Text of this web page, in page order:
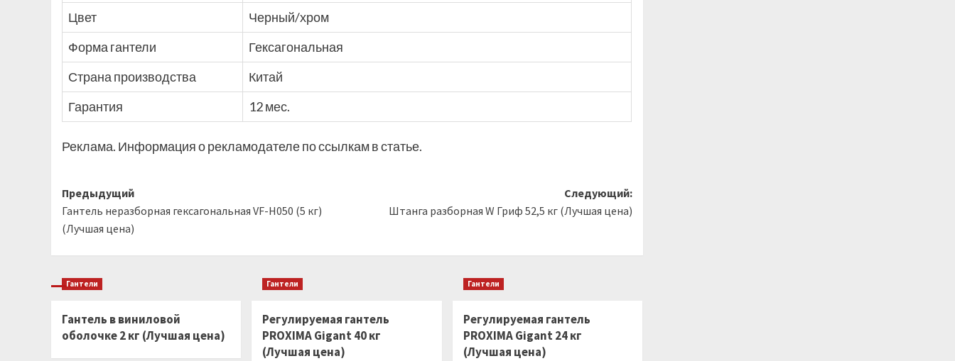
Цвет
Черный/хром
Форма гантели
Гексагональная
Страна производства
Китай
Гарантия
12 мес.
Реклама. Информация о рекламодателе по ссылкам в статье.
Навигация
записи
Предыдущий
Гантель неразборная гексагональная VF-H050 (5 кг)
(Лучшая цена)
Следующий:
Штанга разборная W Гриф 52,5 кг (Лучшая цена)
Гантели
Гантель в виниловой
оболочке 2 кг (Лучшая цена)
Гантели
Регулируемая гантель
PROXIMA Gigant 40 кг
(Лучшая цена)
Гантели
Регулируемая гантель
PROXIMA Gigant 24 кг
(Лучшая цена)